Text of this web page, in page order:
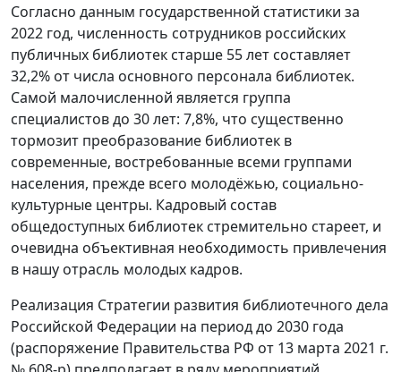
Согласно данным государственной статистики за
2022 год, численность сотрудников российских
публичных библиотек старше 55 лет составляет
32,2% от числа основного персонала библиотек.
Самой малочисленной является группа
специалистов до 30 лет: 7,8%, что существенно
тормозит преобразование библиотек в
современные, востребованные всеми группами
населения, прежде всего молодёжью, социально-
культурные центры. Кадровый состав
общедоступных библиотек стремительно стареет, и
очевидна объективная необходимость привлечения
в нашу отрасль молодых кадров.
Реализация Стратегии развития библиотечного дела
Российской Федерации на период до 2030 года
(распоряжение Правительства РФ от 13 марта 2021 г.